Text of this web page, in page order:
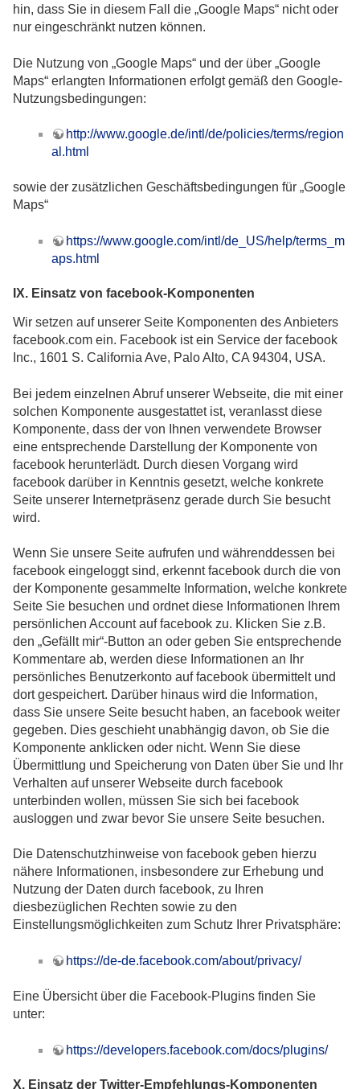
hin, dass Sie in diesem Fall die „Google Maps“ nicht oder
nur eingeschränkt nutzen können.
Die Nutzung von „Google Maps“ und der über „Google
Maps“ erlangten Informationen erfolgt gemäß den Google-
Nutzungsbedingungen:
http://www.google.de/intl/de/policies/terms/region
al.html
sowie der zusätzlichen Geschäftsbedingungen für „Google
Maps“
https://www.google.com/intl/de_US/help/terms_m
aps.html
IX. Einsatz von facebook-Komponenten
Wir setzen auf unserer Seite Komponenten des Anbieters
facebook.com ein. Facebook ist ein Service der facebook
Inc., 1601 S. California Ave, Palo Alto, CA 94304, USA.
Bei jedem einzelnen Abruf unserer Webseite, die mit einer
solchen Komponente ausgestattet ist, veranlasst diese
Komponente, dass der von Ihnen verwendete Browser
eine entsprechende Darstellung der Komponente von
facebook herunterlädt. Durch diesen Vorgang wird
facebook darüber in Kenntnis gesetzt, welche konkrete
Seite unserer Internetpräsenz gerade durch Sie besucht
wird.
Wenn Sie unsere Seite aufrufen und währenddessen bei
facebook eingeloggt sind, erkennt facebook durch die von
der Komponente gesammelte Information, welche konkrete
Seite Sie besuchen und ordnet diese Informationen Ihrem
persönlichen Account auf facebook zu. Klicken Sie z.B.
den „Gefällt mir“-Button an oder geben Sie entsprechende
Kommentare ab, werden diese Informationen an Ihr
persönliches Benutzerkonto auf facebook übermittelt und
dort gespeichert. Darüber hinaus wird die Information,
dass Sie unsere Seite besucht haben, an facebook weiter
gegeben. Dies geschieht unabhängig davon, ob Sie die
Komponente anklicken oder nicht. Wenn Sie diese
Übermittlung und Speicherung von Daten über Sie und Ihr
Verhalten auf unserer Webseite durch facebook
unterbinden wollen, müssen Sie sich bei facebook
ausloggen und zwar bevor Sie unsere Seite besuchen.
Die Datenschutzhinweise von facebook geben hierzu
nähere Informationen, insbesondere zur Erhebung und
Nutzung der Daten durch facebook, zu Ihren
diesbezüglichen Rechten sowie zu den
Einstellungsmöglichkeiten zum Schutz Ihrer Privatsphäre:
https://de-de.facebook.com/about/privacy/
Eine Übersicht über die Facebook-Plugins finden Sie
unter:
https://developers.facebook.com/docs/plugins/
X. Einsatz der Twitter-Empfehlungs-Komponenten